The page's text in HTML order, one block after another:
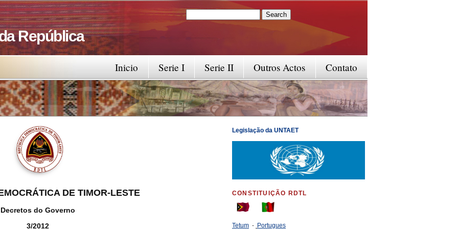
República
Search form
Contato
Outros Actos
Serie II
Serie I
Inicio
DE TIMOR-LESTE
Decretos do Governo
3/2012
Legislação da UNTAET
CONSTITUIÇÃO RDTL
Tetum - Portugues